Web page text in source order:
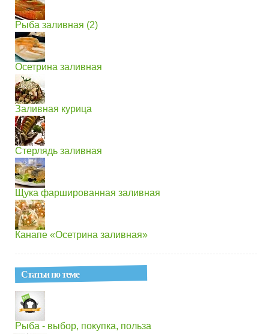
Рыба заливная (2)
Осетрина заливная
Заливная курица
Стерлядь заливная
Щука фаршированная заливная
Канапе «Осетрина заливная»
Статьи по теме
Рыба - выбор, покупка, польза